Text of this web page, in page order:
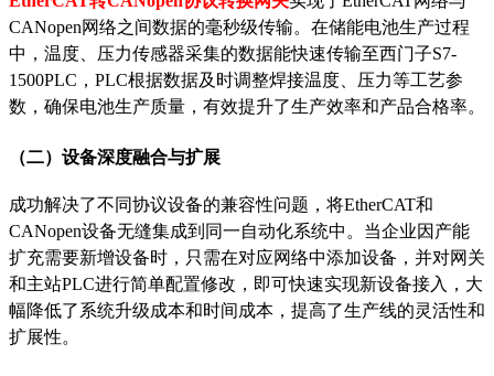
CANopen网络之间数据的毫秒级传输。在储能电池生产过程
中，温度、压力传感器采集的数据能快速传输至西门子S7-
1500PLC，PLC根据数据及时调整焊接温度、压力等工艺参
数，确保电池生产质量，有效提升了生产效率和产品合格率。
（二）设备深度融合与扩展
成功解决了不同协议设备的兼容性问题，将EtherCAT和
CANopen设备无缝集成到同一自动化系统中。当企业因产能
扩充需要新增设备时，只需在对应网络中添加设备，并对网关
和主站PLC进行简单配置修改，即可快速实现新设备接入，大
幅降低了系统升级成本和时间成本，提高了生产线的灵活性和
扩展性。